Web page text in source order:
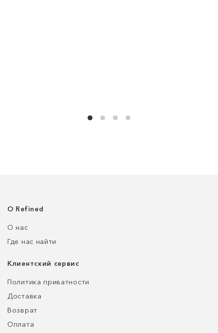
О Refined
О нас
Где нас найти
Клиентский сервис
Политика приватности
Доставка
Возврат
Оплата